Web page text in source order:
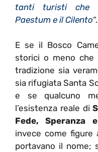
tanti turisti che
Paestum e il Cilento“.
E se il Bosco
storici o meno che
tradizione sia
sia rifugiata Santa
e se qualcuno
l’esistenza reale di
Fede, Speranza
invece come figure
portavano il nome;